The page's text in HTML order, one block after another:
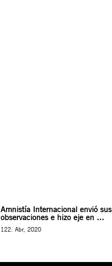
Amnistía Internacional envió sus
observaciones e hizo eje en ...
122. Abr, 2020